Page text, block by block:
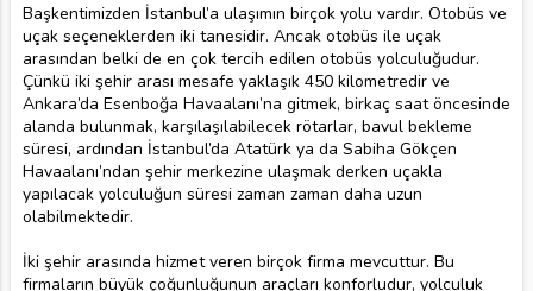
Başkentimizden İstanbul’a ulaşımın birçok yolu vardır. Otobüs ve
uçak seçeneklerden iki tanesidir. Ancak otobüs ile uçak
arasından belki de en çok tercih edilen otobüs yolculuğudur.
Çünkü iki şehir arası mesafe yaklaşık 450 kilometredir ve
Ankara’da Esenboğa Havaalanı’na gitmek, birkaç saat öncesinde
alanda bulunmak, karşılaşılabilecek rötarlar, bavul bekleme
süresi, ardından İstanbul’da Atatürk ya da Sabiha Gökçen
Havaalanı’ndan şehir merkezine ulaşmak derken uçakla
yapılacak yolculuğun süresi zaman zaman daha uzun
olabilmektedir.
İki şehir arasında hizmet veren birçok firma mevcuttur. Bu
firmaların büyük çoğunluğunun araçları konforludur, yolculuk